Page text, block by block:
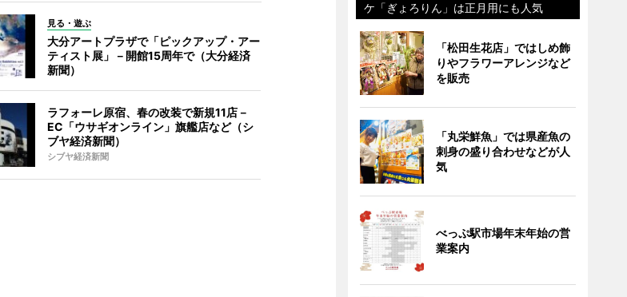
見る・遊ぶ
大分アートプラザで「ピックアップ・アー
ティスト展」－開館15周年で（大分経済
新聞）
ラフォーレ原宿、春の改装で新規11店－
EC「ウサギオンライン」旗艦店など（シ
ブヤ経済新聞）
シブヤ経済新聞
ケ「ぎょろりん」は正月用にも人気
「松田生花店」ではしめ飾
りやフラワーアレンジなど
を販売
「丸栄鮮魚」では県産魚の
刺身の盛り合わせなどが人
気
べっぷ駅市場年末年始の営
業案内